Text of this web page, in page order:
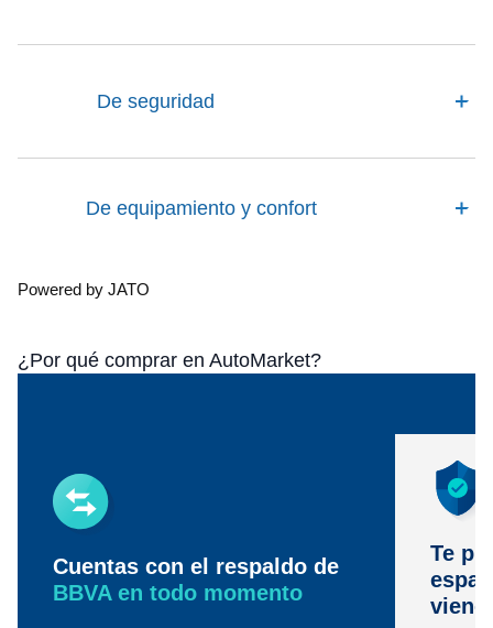
De seguridad
De equipamiento y confort
Powered by JATO
¿Por qué comprar en AutoMarket?
Cuentas con el respaldo de
BBVA en todo momento
Te